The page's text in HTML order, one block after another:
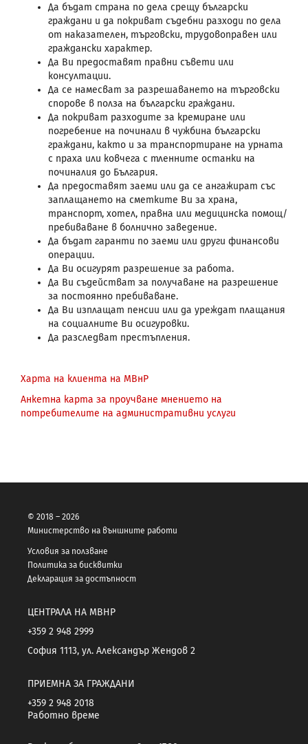
Да бъдат страна по дела срещу български
граждани и да покриват съдебни разходи по дела
от наказателен, търговски, трудовоправен или
граждански характер.
Да Ви предоставят правни съвети или
консултации.
Да се намесват за разрешаването на търговски
спорове в полза на български граждани.
Да покриват разходите за кремиране или
погребение на починали в чужбина български
граждани, както и за транспортиране на урната
с праха или ковчега с тленните останки на
починалия до България.
Да предоставят заеми или да се ангажират със
заплащането на сметките Ви за храна,
транспорт, хотел, правна или медицинска помощ/
пребиваване в болнично заведение.
Да бъдат гаранти по заеми или други финансови
операции.
Да Ви осигурят разрешение за работа.
Да Ви съдействат за получаване на разрешение
за постоянно пребиваване.
Да Ви изплащат пенсии или да уреждат плащания
на социалните Ви осигуровки.
Да разследват престъпления.
Харта на клиента на МВнР
Анкетна карта за проучване мнението на
потребителите на административни услуги
© 2018 – 2026
Министерство на външните работи
Условия за ползване
Политика за бисквитки
Декларация за достъпност
ЦЕНТРАЛА НА МВНР
+359 2 948 2999
София 1113, ул. Александър Жендов 2
ПРИЕМНА ЗА ГРАЖДАНИ
+359 2 948 2018
Работно време